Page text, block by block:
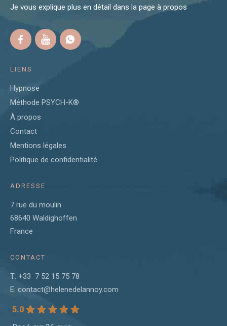
Je vous explique plus en détail dans la page à propos
LIENS
Hypnose
Méthode PSYCH-K®
À propos
Contact
Mentions légales
Politique de confidentialité
ADRESSE
7 rue du moulin
68640 Waldighoffen
France
CONTACT
T: +33 7 52 15 75 78
E: contact@helenedelannoy.com
5.0